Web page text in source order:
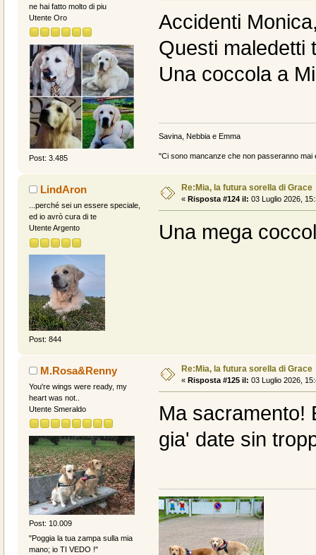
ne hai fatto molto di piu
Utente Oro
Post: 3.485
Accidenti
Questi maledetti
Una coccola a
Savina, Nebbia e Emma
"Ci sono mancanze che non passeranno
LindAron
...perché sei un essere speciale,
ed io avrò cura di te
Utente Argento
Post: 844
Re:Mia, la futura sorella di Grace
« Risposta #124 il: 03 Luglio 2026,
Una mega
M.Rosa&Renny
You're wings were ready, my
heart was not..
Utente Smeraldo
Post: 10.009
"Poggia la tua zampa sulla mia
mano; io TI VEDO !"
Re:Mia, la futura sorella di Grace
« Risposta #125 il: 03 Luglio 2026,
Ma sacramento!
gia' date sin